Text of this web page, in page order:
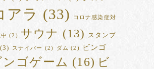
アラ (33) コロナ感染症対
(2) サウナ (13)
スタンプ
(3) スナイパー (2) ダム (2)
ビンゴ
ンゴゲーム (16) ビ